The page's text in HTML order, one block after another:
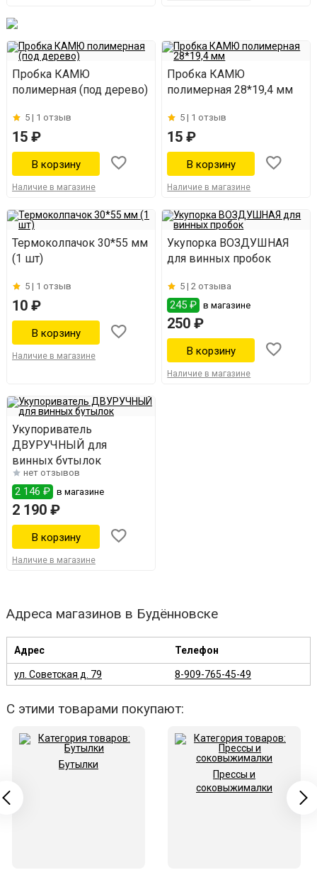
Пробка КАМЮ
полимерная (под дерево)
5 | 1 отзыв
15 ₽
Наличие в магазине
Пробка КАМЮ
полимерная 28*19,4 мм
5 | 1 отзыв
15 ₽
Наличие в магазине
Термоколпачок 30*55 мм
(1 шт)
5 | 1 отзыв
10 ₽
Наличие в магазине
Укупорка ВОЗДУШНАЯ
для винных пробок
5 |2 отзыва
245 ₽ в магазине
250 ₽
Наличие в магазине
Укупориватель
ДВУРУЧНЫЙ для
винных бутылок
нет отзывов
2 146 ₽ в магазине
2 190 ₽
Наличие в магазине
Адреса магазинов в Будённовске
Адрес Телефон
ул. Советская д. 79 8-909-765-45-49
С этими товарами покупают:
Бутылки
Прессы и
соковыжималки